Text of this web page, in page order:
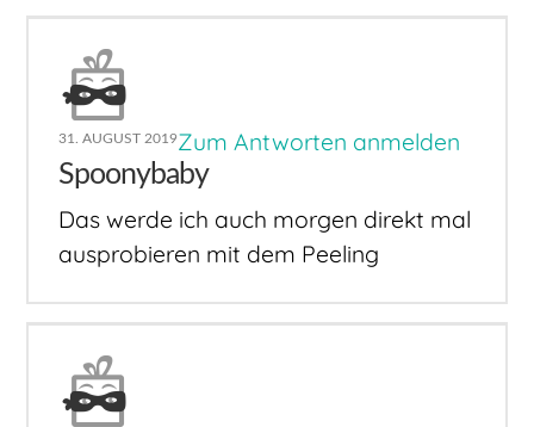
31. AUGUST 2019Zum Antworten anmelden
Spoonybaby
Das werde ich auch morgen direkt mal
ausprobieren mit dem Peeling